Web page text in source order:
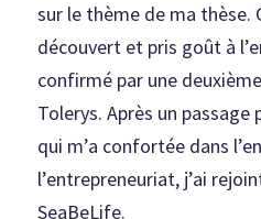
sur le thème de ma thèse.
découvert et pris goût à
confirmé par une
Tolerys. Après un
qui m’a confortée dans
l’entrepreneuriat, j’ai
SeaBeLife.